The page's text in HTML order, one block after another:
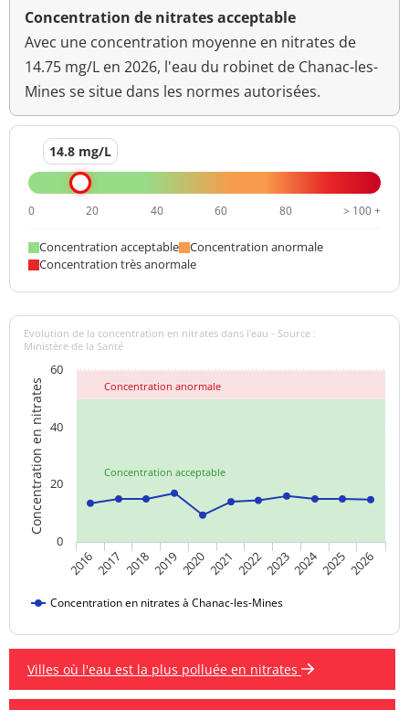
Concentration de nitrates acceptable
Avec une concentration moyenne en nitrates de
14.75 mg/L en 2026, l'eau du robinet de Chanac-les-
Mines se situe dans les normes autorisées.
14.8 mg/L
0 20 40 60 80 > 100 +
Concentration acceptable
Concentration anormale
Concentration très anormale
Concentration acceptable
Concentration anormale
Concentration en nitrates
Evolution de la concentration en nitrates dans l'eau - Source :
Ministère de la Santé
Concentration en nitrates à Chanac-les-Mines
20162017 2018201920202021 20222023202420252026
0
20
40
60
Villes où l'eau est la plus polluée en nitrates